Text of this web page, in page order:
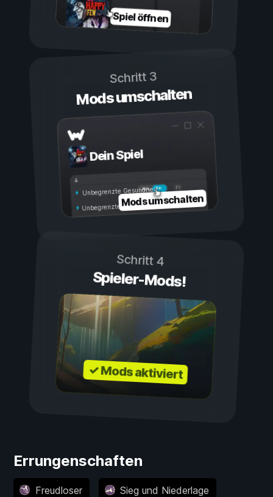
Spiel öffnen
Schritt 3
Mods umschalten
Dein Spiel
Ein
Aus
Unbegrenzte Gesundheit
Unbegrenzte AusdauerMods umschalten
Schritt 4
Spieler-Mods!
✓ Mods aktiviert
Errungenschaften
Freudloser Sieg und Niederlage